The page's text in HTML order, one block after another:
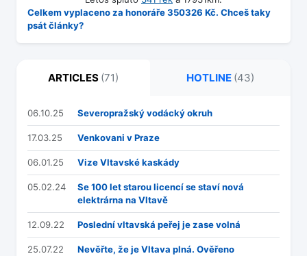
Celkem vyplaceno za honoráře 350326 Kč. Chceš taky
psát články?
ARTICLES (71) HOTLINE (43)
06.10.25 Severopražský vodácký okruh
17.03.25 Venkovani v Praze
06.01.25 Vize Vltavské kaskády
05.02.24
Se 100 let starou licencí se staví nová
elektrárna na Vltavě
12.09.22 Poslední vltavská peřej je zase volná
25.07.22
Nevěřte, že je Vltava plná. Ověřeno